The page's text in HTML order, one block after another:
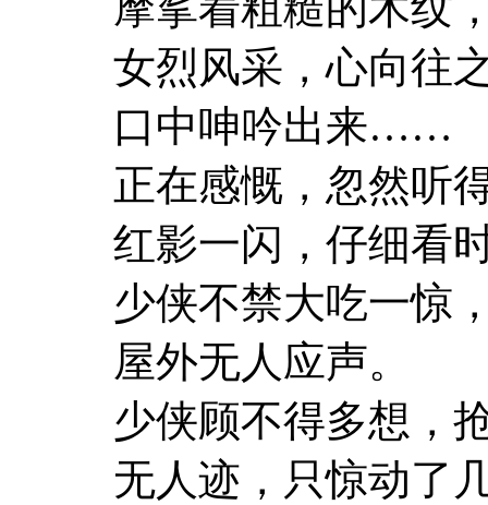
女烈风采，心向往
口中呻吟出来……
正在感慨，忽然听
红影一闪，仔细看
少侠不禁大吃一惊
屋外无人应声。
少侠顾不得多想，
无人迹，只惊动了